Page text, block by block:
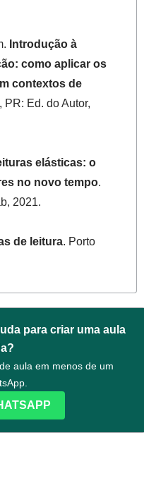
Introdução à
como aplicar os
contextos de
PR: Ed. do Autor,
elásticas: o
no novo tempo.
2021.
de leitura. Porto
para criar uma aula
aula em menos de um